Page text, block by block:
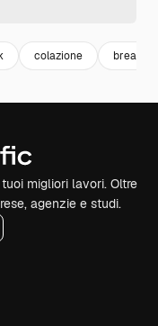
colazione
migliori lavori. Oltre
agenzie e studi.